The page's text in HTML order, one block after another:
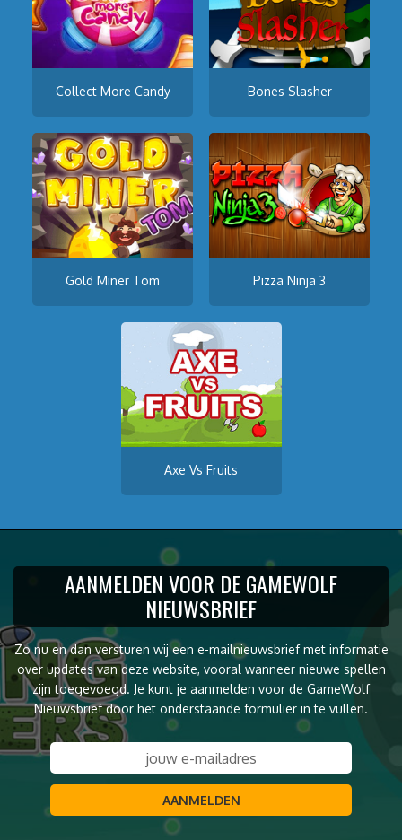
Collect More Candy Bones Slasher
Gold Miner Tom Pizza Ninja 3
Axe Vs Fruits
AANMELDEN VOOR DE GAMEWOLF
NIEUWSBRIEF
Zo nu en dan versturen wij een e-mailnieuwsbrief met informatie
over updates van deze website, vooral wanneer nieuwe spellen
zijn toegevoegd. Je kunt je aanmelden voor de GameWolf
Nieuwsbrief door het onderstaande formulier in te vullen.
AANMELDEN